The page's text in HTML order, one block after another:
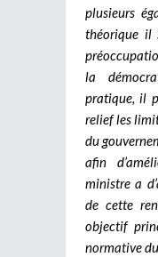
plusieurs
théorique il
la
pratique, il
relief les
du
afin
ministre a
de cette
objectif
normative